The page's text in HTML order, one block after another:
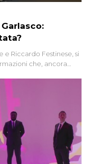
e Riccardo Festinese, si
che, ancora
speciale ricostruisce la
dettagli
che sembra non avere